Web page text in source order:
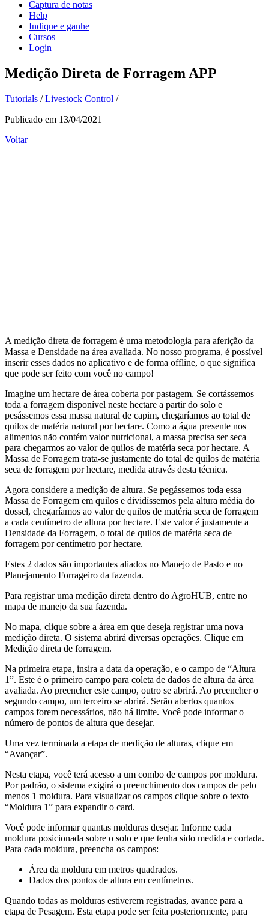
Captura de notas
Help
Indique e ganhe
Cursos
Login
Medição Direta de Forragem APP
Tutorials / Livestock Control /
Publicado em 13/04/2021
Voltar
A medição direta de forragem é uma metodologia para aferição da
Massa e Densidade na área avaliada. No nosso programa, é possível
inserir esses dados no aplicativo e de forma offline, o que significa
que pode ser feito com você no campo!
Imagine um hectare de área coberta por pastagem. Se cortássemos
toda a forragem disponível neste hectare a partir do solo e
pesássemos essa massa natural de capim, chegaríamos ao total de
quilos de matéria natural por hectare. Como a água presente nos
alimentos não contém valor nutricional, a massa precisa ser seca
para chegarmos ao valor de quilos de matéria seca por hectare. A
Massa de Forragem trata-se justamente do total de quilos de matéria
seca de forragem por hectare, medida através desta técnica.
Agora considere a medição de altura. Se pegássemos toda essa
Massa de Forragem em quilos e dividíssemos pela altura média do
dossel, chegaríamos ao valor de quilos de matéria seca de forragem
a cada centímetro de altura por hectare. Este valor é justamente a
Densidade da Forragem, o total de quilos de matéria seca de
forragem por centímetro por hectare.
Estes 2 dados são importantes aliados no Manejo de Pasto e no
Planejamento Forrageiro da fazenda.
Para registrar uma medição direta dentro do AgroHUB, entre no
mapa de manejo da sua fazenda.
No mapa, clique sobre a área em que deseja registrar uma nova
medição direta. O sistema abrirá diversas operações. Clique em
Medição direta de forragem.
Na primeira etapa, insira a data da operação, e o campo de “Altura
1”. Este é o primeiro campo para coleta de dados de altura da área
avaliada. Ao preencher este campo, outro se abrirá. Ao preencher o
segundo campo, um terceiro se abrirá. Serão abertos quantos
campos forem necessários, não há limite. Você pode informar o
número de pontos de altura que desejar.
Uma vez terminada a etapa de medição de alturas, clique em
“Avançar”.
Nesta etapa, você terá acesso a um combo de campos por moldura.
Por padrão, o sistema exigirá o preenchimento dos campos de pelo
menos 1 moldura. Para visualizar os campos clique sobre o texto
“Moldura 1” para expandir o card.
Você pode informar quantas molduras desejar. Informe cada
moldura posicionada sobre o solo e que tenha sido medida e cortada.
Para cada moldura, preencha os campos:
Área da moldura em metros quadrados.
Dados dos pontos de altura em centímetros.
Quando todas as molduras estiverem registradas, avance para a
etapa de Pesagem. Esta etapa pode ser feita posteriormente, para